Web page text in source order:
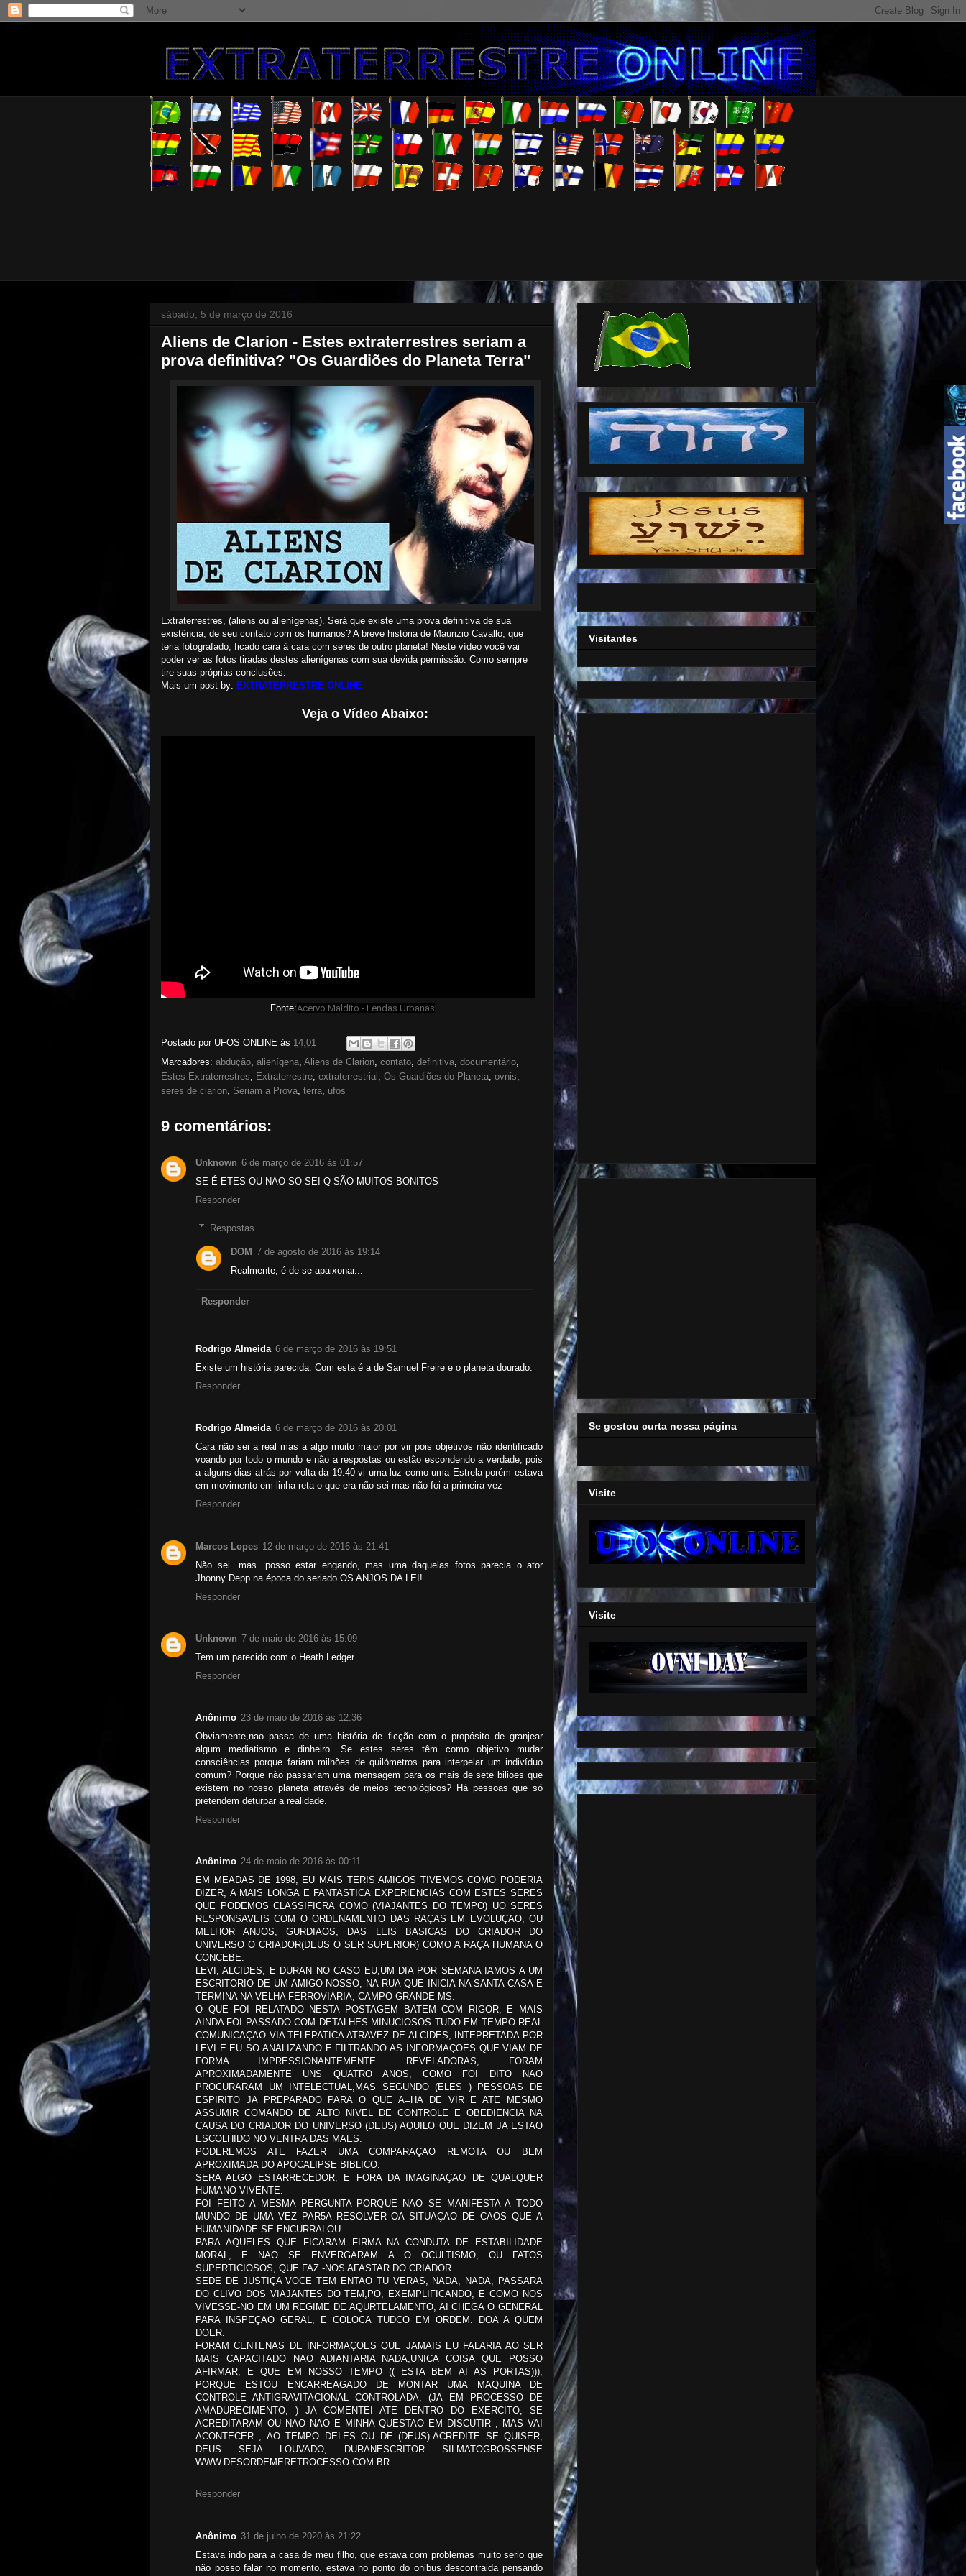
sábado, 5 de março de 2016
Aliens de Clarion - Estes extraterrestres seriam a
prova definitiva? "Os Guardiões do Planeta Terra"
Extraterrestres, (aliens ou alienígenas). Será que existe uma prova definitiva de sua
existência, de seu contato com os humanos? A breve história de Maurizio Cavallo, que
teria fotografado, ficado cara à cara com seres de outro planeta! Neste vídeo você vai
poder ver as fotos tiradas destes alienígenas com sua devida permissão. Como sempre
tire suas próprias conclusões.
Mais um post by: EXTRATERRESTRE ONLINE
Veja o Vídeo Abaixo:
Fonte:Acervo Maldito - Lendas Urbanas
Postado por UFOS ONLINE às 14:01
Marcadores: abdução, alienígena, Aliens de Clarion, contato, definitiva, documentário,
Estes Extraterrestres, Extraterrestre, extraterrestrial , Os Guardiões do Planeta, ovnis,
seres de clarion, Seriam a Prova, terra, ufos
9 comentários:
Unknown 6 de março de 2016 às 01:57
SE É ETES OU NAO SO SEI Q SÃO MUITOS BONITOS
Responder
Respostas
DOM 7 de agosto de 2016 às 19:14
Realmente, é de se apaixonar...
Responder
Rodrigo Almeida 6 de março de 2016 às 19:51
Existe um história parecida. Com esta é a de Samuel Freire e o planeta dourado.
Responder
Rodrigo Almeida 6 de março de 2016 às 20:01
Cara não sei a real mas a algo muito maior por vir pois objetivos não identificado
voando por todo o mundo e não a respostas ou estão escondendo a verdade, pois
a alguns dias atrás por volta da 19:40 vi uma luz como uma Estrela porém estava
em movimento em linha reta o que era não sei mas não foi a primeira vez
Responder
Marcos Lopes 12 de março de 2016 às 21:41
Não sei...mas...posso estar engando, mas uma daquelas fotos parecia o ator
Jhonny Depp na época do seriado OS ANJOS DA LEI!
Responder
Unknown 7 de maio de 2016 às 15:09
Tem um parecido com o Heath Ledger.
Responder
Anônimo 23 de maio de 2016 às 12:36
Obviamente,nao passa de uma história de ficção com o propósito de granjear
algum mediatismo e dinheiro. Se estes seres têm como objetivo mudar
consciências porque fariam milhões de quilómetros para interpelar um indivíduo
comum? Porque não passariam uma mensagem para os mais de sete bilioes que
existem no nosso planeta através de meios tecnológicos? Há pessoas que só
pretendem deturpar a realidade.
Responder
Anônimo 24 de maio de 2016 às 00:11
EM MEADAS DE 1998, EU MAIS TERIS AMIGOS TIVEMOS COMO PODERIA
DIZER, A MAIS LONGA E FANTASTICA EXPERIENCIAS COM ESTES SERES
QUE PODEMOS CLASSIFICRA COMO (VIAJANTES DO TEMPO) UO SERES
RESPONSAVEIS COM O ORDENAMENTO DAS RAÇAS EM EVOLUÇAO, OU
MELHOR ANJOS, GURDIAOS, DAS LEIS BASICAS DO CRIADOR DO
UNIVERSO O CRIADOR(DEUS O SER SUPERIOR) COMO A RAÇA HUMANA O
CONCEBE.
LEVI, ALCIDES, E DURAN NO CASO EU,UM DIA POR SEMANA IAMOS A UM
ESCRITORIO DE UM AMIGO NOSSO, NA RUA QUE INICIA NA SANTA CASA E
TERMINA NA VELHA FERROVIARIA, CAMPO GRANDE MS.
O QUE FOI RELATADO NESTA POSTAGEM BATEM COM RIGOR, E MAIS
AINDA FOI PASSADO COM DETALHES MINUCIOSOS TUDO EM TEMPO REAL
COMUNICAÇAO VIA TELEPATICA ATRAVEZ DE ALCIDES, INTEPRETADA POR
LEVI E EU SO ANALIZANDO E FILTRANDO AS INFORMAÇOES QUE VIAM DE
FORMA IMPRESSIONANTEMENTE REVELADORAS, FORAM
APROXIMADAMENTE UNS QUATRO ANOS, COMO FOI DITO NAO
PROCURARAM UM INTELECTUAL,MAS SEGUNDO (ELES ) PESSOAS DE
ESPIRITO JA PREPARADO PARA O QUE A=HA DE VIR E ATE MESMO
ASSUMIR COMANDO DE ALTO NIVEL DE CONTROLE E OBEDIENCIA NA
CAUSA DO CRIADOR DO UNIVERSO (DEUS) AQUILO QUE DIZEM JA ESTAO
ESCOLHIDO NO VENTRA DAS MAES.
PODEREMOS ATE FAZER UMA COMPARAÇAO REMOTA OU BEM
APROXIMADA DO APOCALIPSE BIBLICO.
SERA ALGO ESTARRECEDOR, E FORA DA IMAGINAÇAO DE QUALQUER
HUMANO VIVENTE.
FOI FEITO A MESMA PERGUNTA PORQUE NAO SE MANIFESTA A TODO
MUNDO DE UMA VEZ PAR5A RESOLVER OA SITUAÇAO DE CAOS QUE A
HUMANIDADE SE ENCURRALOU.
PARA AQUELES QUE FICARAM FIRMA NA CONDUTA DE ESTABILIDADE
MORAL, E NAO SE ENVERGARAM A O OCULTISMO, OU FATOS
SUPERTICIOSOS, QUE FAZ -NOS AFASTAR DO CRIADOR.
SEDE DE JUSTIÇA VOCE TEM ENTAO TU VERAS, NADA, NADA, PASSARA
DO CLIVO DOS VIAJANTES DO TEM,PO, EXEMPLIFICANDO, E COMO NOS
VIVESSE-NO EM UM REGIME DE AQURTELAMENTO, AI CHEGA O GENERAL
PARA INSPEÇAO GERAL, E COLOCA TUDCO EM ORDEM. DOA A QUEM
DOER.
FORAM CENTENAS DE INFORMAÇOES QUE JAMAIS EU FALARIA AO SER
MAIS CAPACITADO NAO ADIANTARIA NADA,UNICA COISA QUE POSSO
AFIRMAR, E QUE EM NOSSO TEMPO (( ESTA BEM AI AS PORTAS))),
PORQUE ESTOU ENCARREAGADO DE MONTAR UMA MAQUINA DE
CONTROLE ANTIGRAVITACIONAL CONTROLADA, (JA EM PROCESSO DE
AMADURECIMENTO, ) JA COMENTEI ATE DENTRO DO EXERCITO, SE
ACREDITARAM OU NAO NAO E MINHA QUESTAO EM DISCUTIR , MAS VAI
ACONTECER , AO TEMPO DELES OU DE (DEUS).ACREDITE SE QUISER,
DEUS SEJA LOUVADO, DURANESCRITOR SILMATOGROSSENSE
WWW.DESORDEMERETROCESSO.COM.BR
Responder
Anônimo 31 de julho de 2020 às 21:22
Estava indo para a casa de meu filho, que estava com problemas muito serio que
não posso falar no momento, estava no ponto do onibus descontraida pensando
Visitantes
Se gostou curta nossa página
Visite
Visite